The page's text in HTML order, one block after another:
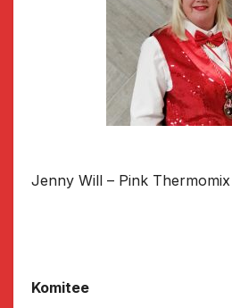
Jenny Will – Pink
Komitee